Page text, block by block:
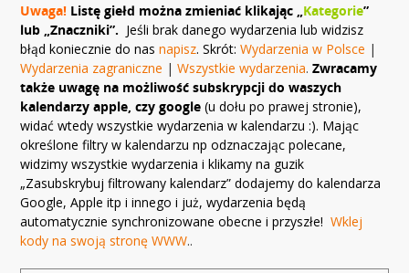
Uwaga! Listę giełd można zmieniać klikając „Kategorie”
lub „Znaczniki”. Jeśli brak danego wydarzenia lub widzisz
błąd koniecznie do nasnapisz. Skrót:Wydarzenia w Polsce |
Wydarzenia zagraniczne |Wszystkie wydarzenia.Zwracamy
także uwagę na możliwość subskrypcji do waszych
kalendarzy apple, czy google (u dołu po prawej stronie),
widać wtedy wszystkie wydarzenia w kalendarzu :). Mając
określone filtry w kalendarzu np odznaczając polecane,
widzimy wszystkie wydarzenia i klikamy na guzik
„Zasubskrybuj filtrowany kalendarz” dodajemy do kalendarza
Google, Apple itp i innego i już, wydarzenia będą
automatycznie synchronizowane obecne i przyszłe!Wklej
kody na swoją stronę WWW..